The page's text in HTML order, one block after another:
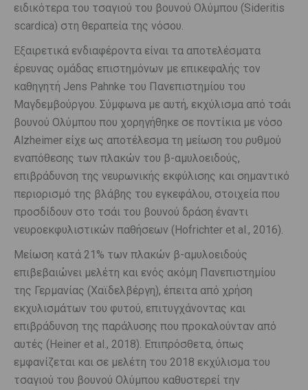
ειδικότερα του τσαγιού του βουνού Ολύμπου (Sideritis
scardica) στη θεραπεία της νόσου.
Εξαιρετικά ενδιαφέροντα είναι τα αποτελέσματα
έρευνας ομάδας επιστημόνων με επικεφαλής τον
καθηγητή Jens Pahnke του Πανεπιστημίου του
Μαγδεμβούργου. Σύμφωνα με αυτή, εκχύλισμα από τσάι
βουνού Ολύμπου που χορηγήθηκε σε ποντίκια με νόσο
Alzheimer είχε ως αποτέλεσμα τη μείωση του ρυθμού
εναπόθεσης των πλακών του β-αμυλοειδούς,
επιβράδυνση της νευρωνικής εκφύλισης και σημαντικό
περιορισμό της βλάβης του εγκεφάλου, στοιχεία που
προσδίδουν στο τσάι του βουνού δράση έναντι
νευροεκφυλιστικών παθήσεων (Hofrichter et al., 2016).
Μείωση κατά 21% των πλακών β-αμυλοειδούς
επιβεβαιώνει μελέτη και ενός ακόμη Πανεπιστημίου
της Γερμανίας (Χαϊδελβέργη), έπειτα από χρήση
εκχυλισμάτων του φυτού, επιτυγχάνοντας και
επιβράδυνση της παράλυσης που προκαλούνταν από
αυτές (Heiner et al., 2018). Επιπρόσθετα, όπως
εμφανίζεται και σε μελέτη του 2018 εκχύλισμα του
τσαγιού του βουνού Ολύμπου καθυστερεί την